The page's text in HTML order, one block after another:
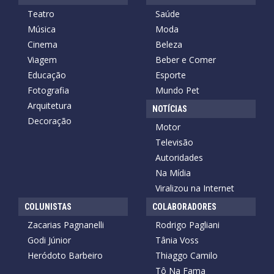
Teatro
Música
Cinema
Viagem
Educação
Fotografia
Arquitetura
Decoração
Saúde
Moda
Beleza
Beber e Comer
Esporte
Mundo Pet
NOTÍCIAS
Motor
Televisão
Autoridades
Na Mídia
Viralizou na Internet
COLUNISTAS
Zacarias Pagnanelli
Godi Júnior
Heródoto Barbeiro
COLABORADORES
Rodrigo Pagliani
Tânia Voss
Thiaggo Camilo
Tô Na Fama